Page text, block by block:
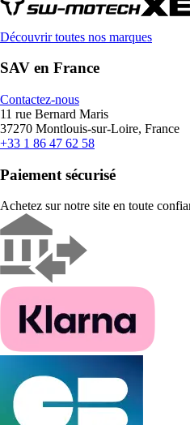
Découvrir toutes nos marques
SAV en France
Contactez-nous
11 rue Bernard Maris
37270 Montlouis-sur-Loire, France
+33 1 86 47 62 58
Paiement sécurisé
Achetez sur notre site en toute